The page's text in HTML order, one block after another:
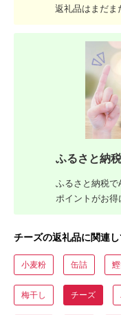
返礼品はまだま
ふるさと納
ふるさと納税
ポイントがお得
チーズの返礼品に関連
小麦粉 缶詰
梅干し チーズ